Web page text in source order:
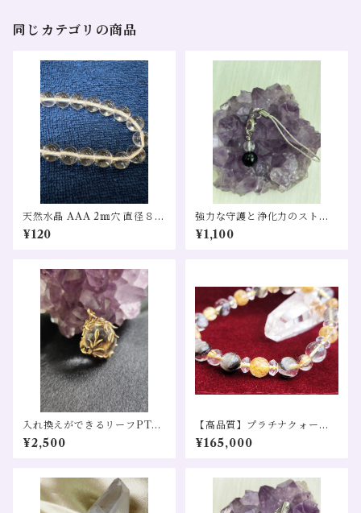
同じカテゴリの商品
天然水晶 AAA 2㎜穴 直径８㎜
1粒売り
¥120
強力な守護と浄化力のストラ
ップ
¥1,100
入れ換えができるリーフPT～
丸玉水晶～
¥2,500
【高品質】プラチナクォーツ
タイチンルチル ブレスレット
売り 金運 仕事運 恋愛運 財運
¥165,000